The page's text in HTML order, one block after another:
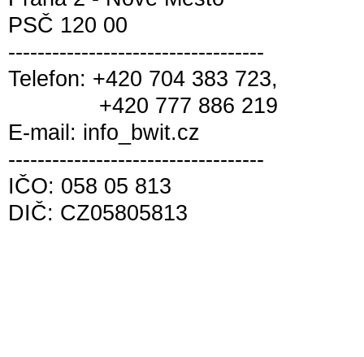
PSČ 120 00
-----------------------------------
Telefon: +420 704 383 723,
+420 777 886 219
E-mail: info_bwit.cz
-----------------------------------
IČO: 058 05 813
DIČ: CZ05805813